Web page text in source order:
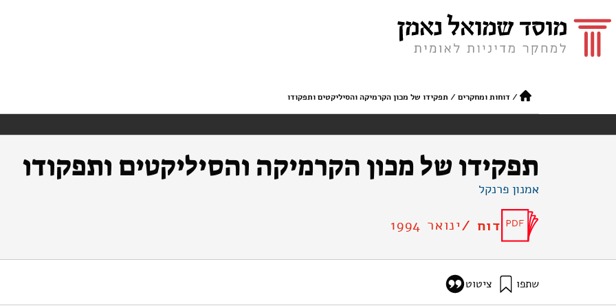
/דוחות ומחקרים / תפקידו של מכון הקרמיקה והסיליקטים ותפקודו
תפקידו של מכון הקרמיקה והסיליקטים ותפקודו
אמנון פרנקל
דוח /ינואר 1994
שתפו ציטוט